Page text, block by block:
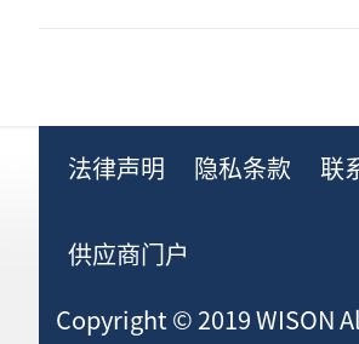
法律声明 隐私条款 联
供应商门户
Copyright © 2019 WISON